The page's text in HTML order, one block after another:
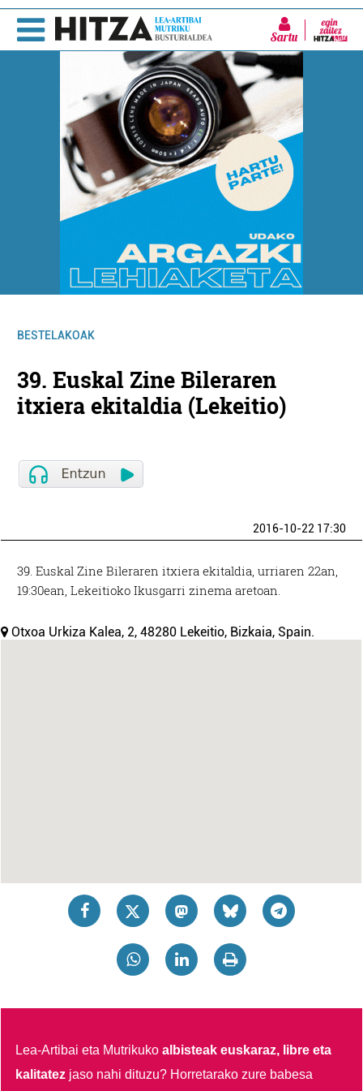
Sartu
BESTELAKOAK
39. Euskal Zine Bileraren
itxiera ekitaldia (Lekeitio)
2016-10-22 17:30
39. Euskal Zine Bileraren itxiera ekitaldia, urriaren 22an,
19:30ean, Lekeitioko Ikusgarri zinema aretoan.
Otxoa Urkiza Kalea, 2, 48280 Lekeitio, Bizkaia, Spain.
Lea-Artibai eta Mutrikukoalbisteak euskaraz, libre eta
kalitatez jaso nahi dituzu? Horretarako zure babesa